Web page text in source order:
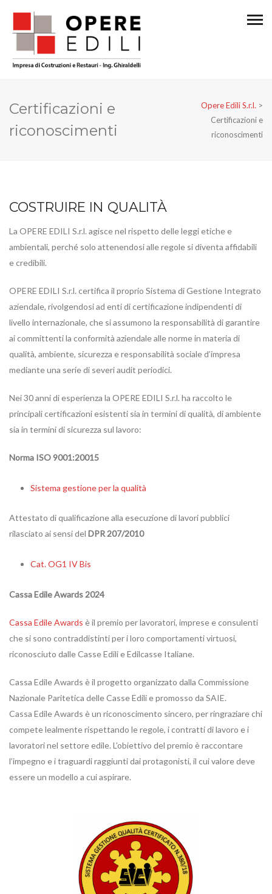
Certificazioni e
riconoscimenti
Opere Edili S.r.l. >
Certificazioni e
riconoscimenti
COSTRUIRE IN QUALITÀ
La OPERE EDILI S.r.l. agisce nel rispetto delle leggi etiche e
ambientali, perché solo attenendosi alle regole si diventa affidabili
e credibili.
OPERE EDILI S.r.l. certifica il proprio Sistema di Gestione Integrato
aziendale, rivolgendosi ad enti di certificazione indipendenti di
livello internazionale, che si assumono la responsabilità di garantire
ai committenti la conformità aziendale alle norme in materia di
qualità, ambiente, sicurezza e responsabilità sociale d’impresa
mediante una serie di severi audit periodici.
Nei 30 anni di esperienza la OPERE EDILI S.r.l. ha raccolto le
principali certificazioni esistenti sia in termini di qualità, di ambiente
sia in termini di sicurezza sul lavoro:
Norma ISO 9001:20015
Sistema gestione per la qualità
Attestato di qualificazione alla esecuzione di lavori pubblici
rilasciato ai sensi del DPR 207/2010
Cat. OG1 IV Bis
Cassa Edile Awards 2024
Cassa Edile Awards è il premio per lavoratori, imprese e consulenti
che si sono contraddistinti per i loro comportamenti virtuosi,
riconosciuto dalle Casse Edili e Edilcasse Italiane.
Cassa Edile Awards è il progetto organizzato dalla Commissione
Nazionale Paritetica delle Casse Edili e promosso da SAIE.
Cassa Edile Awards è un riconoscimento sincero, per ringraziare chi
compete lealmente rispettando le regole, i contratti di lavoro e i
lavoratori nel settore edile. L’obiettivo del premio è raccontare
l’impegno e i traguardi raggiunti dai protagonisti, il cui valore deve
essere un modello a cui aspirare.